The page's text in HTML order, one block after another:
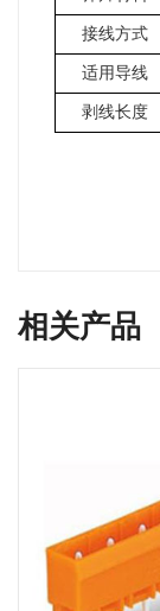
接线方式
适用导线
剥线长度
相关产品